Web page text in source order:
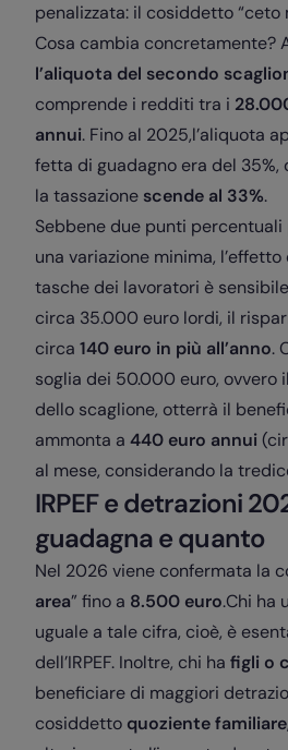
penalizzata: il cosiddetto “ceto
Cosa cambia concretamente?
l’aliquota del secondo
comprende i redditi tra i
annui. Fino al 2025,l’aliquota
fetta di guadagno era del 35%,
la tassazione scende al 33%.
Sebbene due punti
una variazione minima,
tasche dei lavoratori è
circa 35.000 euro lordi, il
circa 140 euro in più all’anno.
soglia dei 50.000 euro, ovvero
dello scaglione, otterrà il
ammonta a 440 euro annui
al mese, considerando la
IRPEF e detrazioni
guadagna e quanto
Nel 2026 viene confermata la
area” fino a 8.500 euro.Chi ha
uguale a tale cifra, cioè, è
dell’IRPEF. Inoltre, chi ha figli o
beneficiare di maggiori
cosiddetto quoziente familiare